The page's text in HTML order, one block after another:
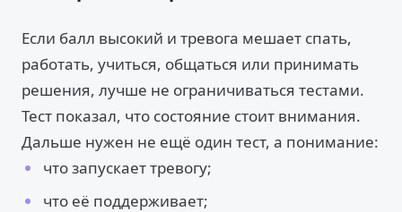
Если балл высокий и тревога мешает спать,
работать, учиться, общаться или принимать
решения, лучше не ограничиваться тестами.
Тест показал, что состояние стоит внимания.
Дальше нужен не ещё один тест, а понимание:
что запускает тревогу;
что её поддерживает;